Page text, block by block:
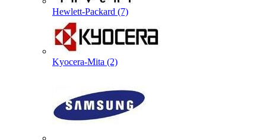
Hewlett-Packard (7)
Kyocera-Mita (2)